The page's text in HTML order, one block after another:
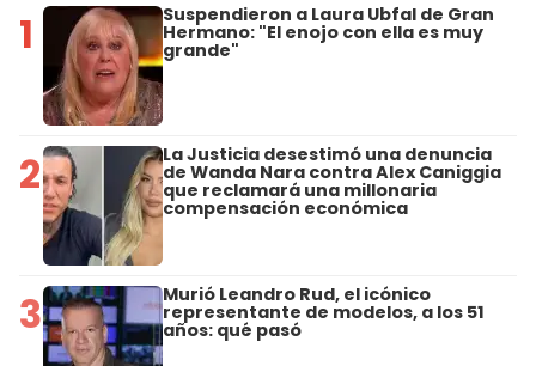
1 Suspendieron a Laura Ubfal de Gran
Hermano: "El enojo con ella es muy
grande"
2 La Justicia desestimó una denuncia
de Wanda Nara contra Alex Caniggia
que reclamará una millonaria
compensación económica
3 Murió Leandro Rud, el icónico
representante de modelos, a los 51
años: qué pasó